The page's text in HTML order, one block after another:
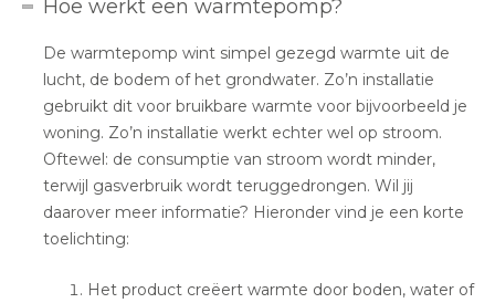
Hoe werkt een warmtepomp?
De warmtepomp wint simpel gezegd warmte uit de
lucht, de bodem of het grondwater. Zo’n installatie
gebruikt dit voor bruikbare warmte voor bijvoorbeeld je
woning. Zo’n installatie werkt echter wel op stroom.
Oftewel: de consumptie van stroom wordt minder,
terwijl gasverbruik wordt teruggedrongen. Wil jij
daarover meer informatie? Hieronder vind je een korte
toelichting:
Het product creëert warmte door boden, water of